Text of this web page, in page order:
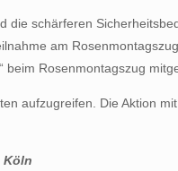
die schärferen
am
beim Rosenmontagszug
aufzugreifen. Die Aktion
Köln